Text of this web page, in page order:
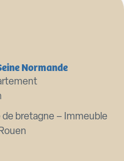
Normande
de bretagne – Immeuble